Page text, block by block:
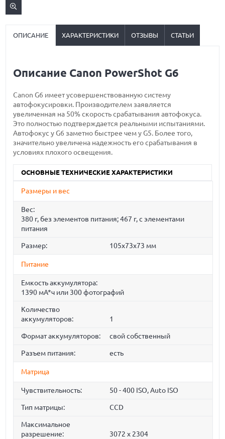
ОПИСАНИЕ ХАРАКТЕРИСТИКИ ОТЗЫВЫ СТАТЬИ
Описание Canon PowerShot G6
Canon G6 имеет усовершенствованную систему
автофокусировки. Производителем заявляется
увеличенная на 50% скорость срабатывания автофокуса.
Это полностью подтверждается реальными испытаниями.
Автофокус у G6 заметно быстрее чем у G5. Более того,
значительно увеличена надежность его срабатывания в
условиях плохого освещения.
ОСНОВНЫЕ ТЕХНИЧЕСКИЕ ХАРАКТЕРИСТИКИ
Размеры и вес
Вес:
380 г, без элементов питания; 467 г, с элементами
питания
Размер: 105x73x73 мм
Питание
Емкость аккумулятора:
1390 мА*ч или 300 фотографий
Количество
аккумуляторов:
1
Формат аккумуляторов: свой собственный
Разъем питания: есть
Матрица
Чувствительность: 50 - 400 ISO, Auto ISO
Тип матрицы: СCD
Максимальное
разрешение:
3072 x 2304